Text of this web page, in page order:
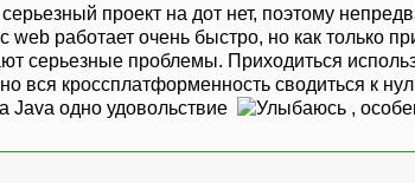
проект на дот нет, поэтому
работает очень быстро, но как только
серьезные проблемы. Приходиться
вся кроссплатформенность сводиться к
Java одно удовольствие
,